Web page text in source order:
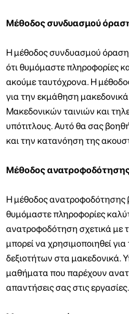
Μέθοδος συνδυασμού
Η μέθοδος συνδυασμού
ότι θυμόμαστε πληροφορίες
ακούμε ταυτόχρονα. Η
για την εκμάθηση
Μακεδονικών ταινιών και
υπότιτλους. Αυτό θα σας
και την κατανόηση της
Μέθοδος
Η μέθοδος ανατροφοδότησης
θυμόμαστε πληροφορίες
ανατροφοδότηση σχετικά με
μπορεί να χρησιμοποιηθεί
δεξιοτήτων στα μακεδονικά.
μαθήματα που παρέχουν
απαντήσεις σας στις εργασίες.